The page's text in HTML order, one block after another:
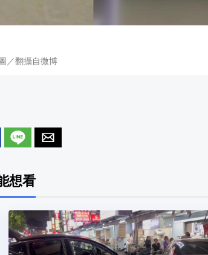
／翻攝自微博
想看